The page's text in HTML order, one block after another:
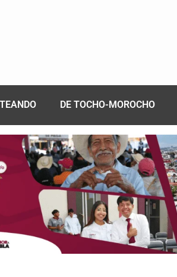
DE TOCHO-MOROCHO